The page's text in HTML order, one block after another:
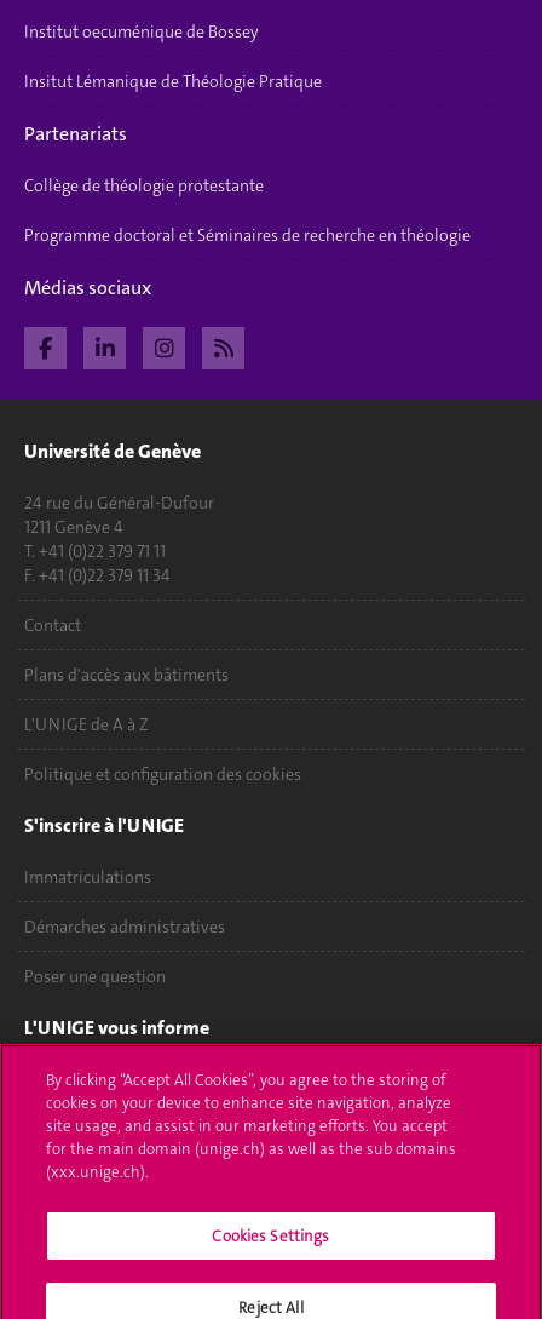
Institut oecuménique de Bossey
Insitut Lémanique de Théologie Pratique
Partenariats
Collège de théologie protestante
Programme doctoral et Séminaires de recherche en théologie
Médias sociaux
Université de Genève
24 rue du Général-Dufour
1211 Genève 4
T. +41 (0)22 379 71 11
F. +41 (0)22 379 11 34
Contact
Plans d'accès aux bâtiments
L'UNIGE de A à Z
Politique et configuration des cookies
S'inscrire à l'UNIGE
Immatriculations
Démarches administratives
Poser une question
L'UNIGE vous informe
UNIGE Mobile
Médias
Offres d'emploi
Calendrier académique
By clicking “Accept All Cookies”, you agree to the storing of
cookies on your device to enhance site navigation, analyze
site usage, and assist in our marketing efforts. You accept
for the main domain (unige.ch) as well as the sub domains
(xxx.unige.ch).
Cookies Settings
Reject All